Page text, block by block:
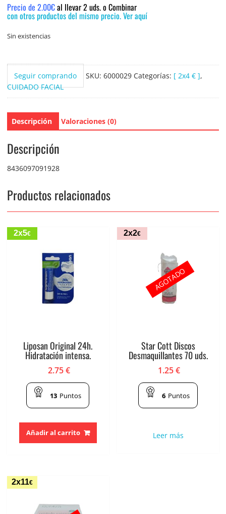
Precio de 2.00€al llevar 2 uds. o Combinar
con otros productos del mismo precio. Ver aquí
Sin existencias
Seguir comprando SKU: 6000029 Categorías: [ 2x4 € ],
CUIDADO FACIAL
Descripción Valoraciones (0)
Descripción
8436097091928
Productos relacionados
2x5€
Liposan Original 24h.
Hidratación intensa.
2.75€
13 Puntos
Añadir al carrito
2x2€
Star Cott Discos
Desmaquillantes 70 uds.
1.25€
6 Puntos
Leer más
AGOTADO
2x11€